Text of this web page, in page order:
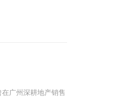
广州深耕地产销售